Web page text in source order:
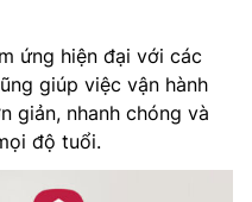
ứng hiện đại với các
giúp việc vận hành
giản, nhanh chóng và
độ tuổi.